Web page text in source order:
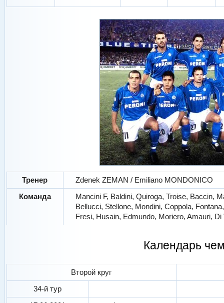
Тренер
Zdenek ZEMAN / Emiliano MONDONICO
Команда
Mancini F, Baldini, Quiroga, Troise, Baccin,
Bellucci, Stellone, Mondini, Coppola,
Fresi, Husain, Edmundo, Moriero, Amauri,
Календарь
Второй круг
34-й тур